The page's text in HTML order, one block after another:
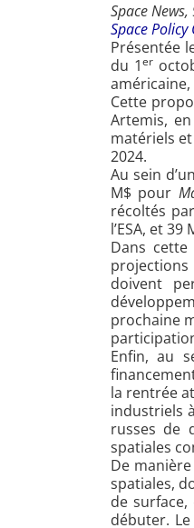
Space News,
Space Policy
Présentée
du 1er
Cette
Artemis,
matériels
2024.
Au sein
M$ pour
récoltés
l’ESA, et
Dans
projections
doivent
prochaine
Enfin, au
la rentrée
industriels
russes de
spatiales
De
spatiales,
de
débuter.